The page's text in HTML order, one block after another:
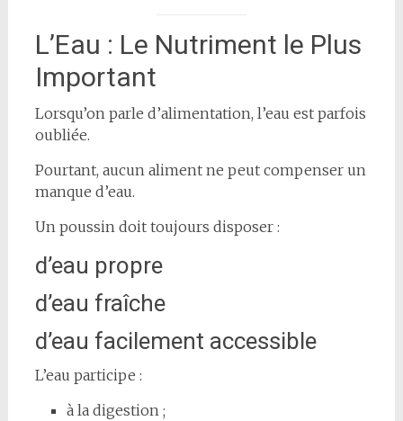
L’Eau : Le Nutriment le Plus
Important
Lorsqu’on parle d’alimentation, l’eau est parfois
oubliée.
Pourtant, aucun aliment ne peut compenser un
manque d’eau.
Un poussin doit toujours disposer :
d’eau propre
d’eau fraîche
d’eau facilement accessible
L’eau participe :
à la digestion ;